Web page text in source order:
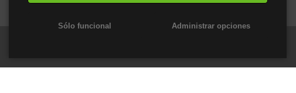
Sólo funcional Administrar opciones
Outlet Bolsos